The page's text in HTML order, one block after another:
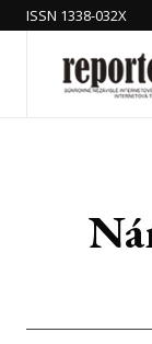
ISSN 1338-032X